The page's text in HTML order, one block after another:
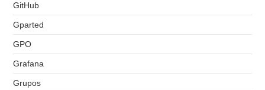
GitHub
Gparted
GPO
Grafana
Grupos